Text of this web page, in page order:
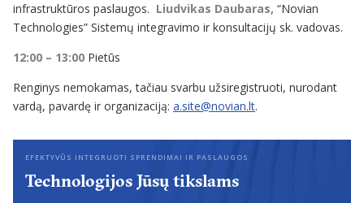
infrastruktūros paslaugos. Liudvikas Daubaras, “Novian
Technologies” Sistemų integravimo ir konsultacijų sk. vadovas.
12:00 – 13:00 Pietūs
Renginys nemokamas, tačiau svarbu užsiregistruoti, nurodant
vardą, pavardę ir organizaciją: a.site@novian.lt.
EFEKTYVŪS INTEGRUOTI SPRENDIMAI IR PASLAUGOS
Technologijos Jūsų tikslams